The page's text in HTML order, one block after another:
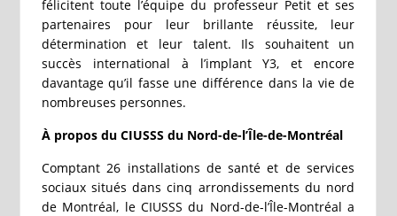
félicitent toute l’équipe du professeur Petit et ses
partenaires pour leur brillante réussite, leur
détermination et leur talent. Ils souhaitent un
succès international à l’implant Y3, et encore
davantage qu’il fasse une différence dans la vie de
nombreuses personnes.
À propos du CIUSSS du Nord-de-l’Île-de-Montréal
Comptant 26 installations de santé et de services
sociaux situés dans cinq arrondissements du nord
de Montréal, le CIUSSS du Nord-de-l’Île-Montréal a